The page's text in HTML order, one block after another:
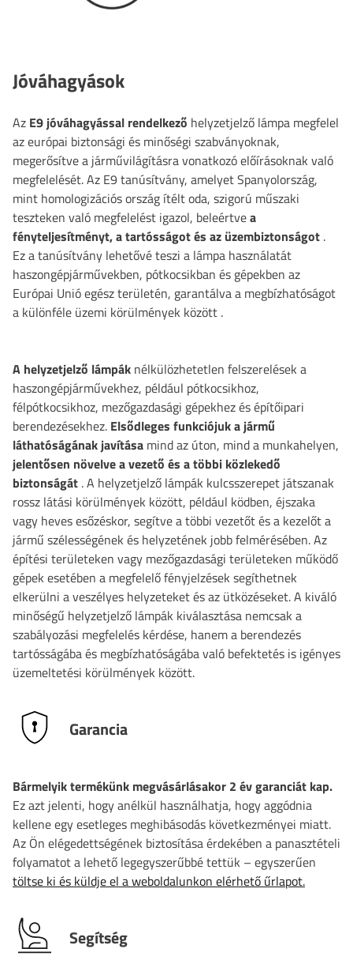
Jóváhagyások
Az E9 jóváhagyással rendelkező helyzetjelző lámpa megfelel
az európai biztonsági és minőségi szabványoknak,
megerősítve a járművilágításra vonatkozó előírásoknak való
megfelelését. Az E9 tanúsítvány, amelyet Spanyolország,
mint homologizációs ország ítélt oda, szigorú műszaki
teszteken való megfelelést igazol, beleértvea
fényteljesítményt, a tartósságot és az üzembiztonságot .
Ez a tanúsítvány lehetővé teszi a lámpa használatát
haszongépjárművekben, pótkocsikban és gépekben az
Európai Unió egész területén, garantálva a megbízhatóságot
a különféle üzemi körülmények között .
A helyzetjelző lámpák nélkülözhetetlen felszerelések a
haszongépjárművekhez, például pótkocsikhoz,
félpótkocsikhoz, mezőgazdasági gépekhez és építőipari
berendezésekhez. Elsődleges funkciójuk a jármű
láthatóságának javítása mind az úton, mind a munkahelyen,
jelentősen növelve a vezető és a többi közlekedő
biztonságát . A helyzetjelző lámpák kulcsszerepet játszanak
rossz látási körülmények között, például ködben, éjszaka
vagy heves esőzéskor, segítve a többi vezetőt és a kezelőt a
jármű szélességének és helyzetének jobb felmérésében. Az
építési területeken vagy mezőgazdasági területeken működő
gépek esetében a megfelelő fényjelzések segíthetnek
elkerülni a veszélyes helyzeteket és az ütközéseket. A kiváló
minőségű helyzetjelző lámpák kiválasztása nemcsak a
szabályozási megfelelés kérdése, hanem a berendezés
tartósságába és megbízhatóságába való befektetés is igényes
üzemeltetési körülmények között.
Garancia
Bármelyik termékünk megvásárlásakor 2 év garanciát kap.
Ez azt jelenti, hogy anélkül használhatja, hogy aggódnia
kellene egy esetleges meghibásodás következményei miatt.
Az Ön elégedettségének biztosítása érdekében a panasztételi
folyamatot a lehető legegyszerűbbé tettük – egyszerűen
töltse ki és küldje el a weboldalunkon elérhető űrlapot.
Segítség